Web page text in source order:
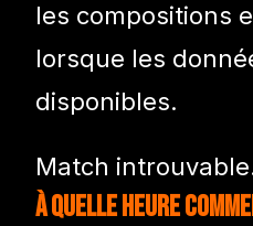
les compositions
lorsque les
disponibles.
Match
À quelle heure